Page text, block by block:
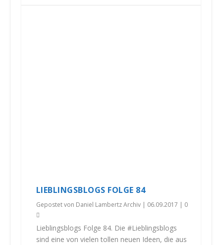
LIEBLINGSBLOGS FOLGE 84
Gepostet von Daniel Lambertz Archiv| 06.09.2017 | 0
Lieblingsblogs Folge 84. Die #Lieblingsblogs
sind eine von vielen tollen neuen Ideen, die aus